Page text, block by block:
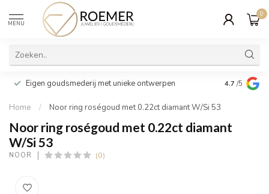
MENU
0
Eigen goudsmederij met unieke ontwerpen Wij
cadeau
4.7 /5
Home / Noor ring roségoud met 0.22ct diamant W/Si 53
Noor ring roségoud met 0.22ct diamant
W/Si 53
NOOR (0)